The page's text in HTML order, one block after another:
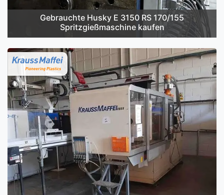
Gebrauchte Husky E 3150 RS 170/155
Spritzgießmaschine kaufen